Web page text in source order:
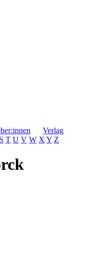
Verlag
S T U V W X Y Z